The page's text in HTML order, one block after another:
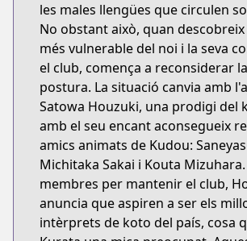
les males llengües que circulen
No obstant això, quan
més vulnerable del noi i la seva
el club, comença a reconsiderar
postura. La situació canvia amb
Satowa Houzuki, una prodigi del
amb el seu encant aconsegueix
amics animats de Kudou:
Michitaka Sakai i Kouta
membres per mantenir el club,
anuncia que aspiren a ser els
intèrprets de koto del país, cosa